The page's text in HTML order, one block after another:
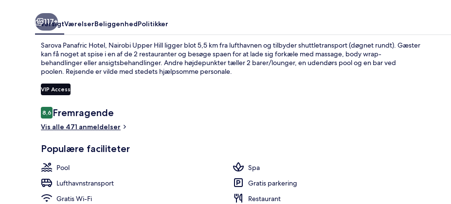
117+
OversigtVærelserBeliggenhedPolitikker
Sarova Panafric Hotel, Nairobi Upper Hill ligger blot 5,5 km fra lufthavnen og tilbyder shuttletransport (døgnet rundt). Gæster
kan få noget at spise i en af de 2 restauranter og besøge spaen for at lade sig forkæle med massage, body wrap-
behandlinger eller ansigtsbehandlinger. Andre højdepunkter tæller 2 barer/lounger, en udendørs pool og en bar ved
poolen. Rejsende er vilde med stedets hjælpsomme personale.
VIP Access
Anmeldelser
8,68,6 ud af 10.
Fremragende
Vis alle 471 anmeldelser
Populære faciliteter
Pool
Spa
Lufthavnstransport
Gratis parkering
Gratis Wi-Fi
Restaurant